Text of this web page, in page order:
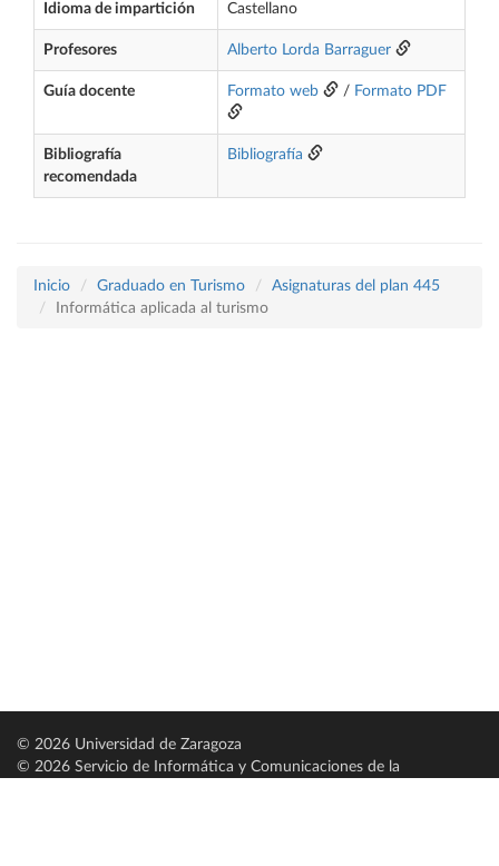
Idioma de impartición Castellano
Profesores Alberto Lorda Barraguer
Guía docente Formato web / Formato PDF
Bibliografía
recomendada
Bibliografía
Inicio Graduado en Turismo
Asignaturas del plan 445
Informática aplicada al turismo
© 2026 Universidad de Zaragoza
© 2026 Servicio de Informática y Comunicaciones de la